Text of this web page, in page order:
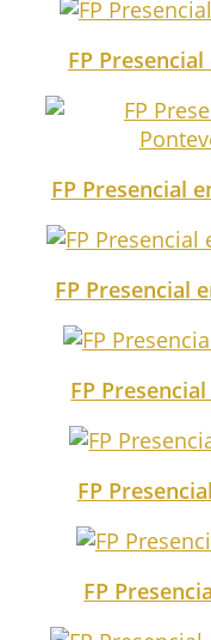
FP
FP Presencial
FP Presencial
FP
FP
FP